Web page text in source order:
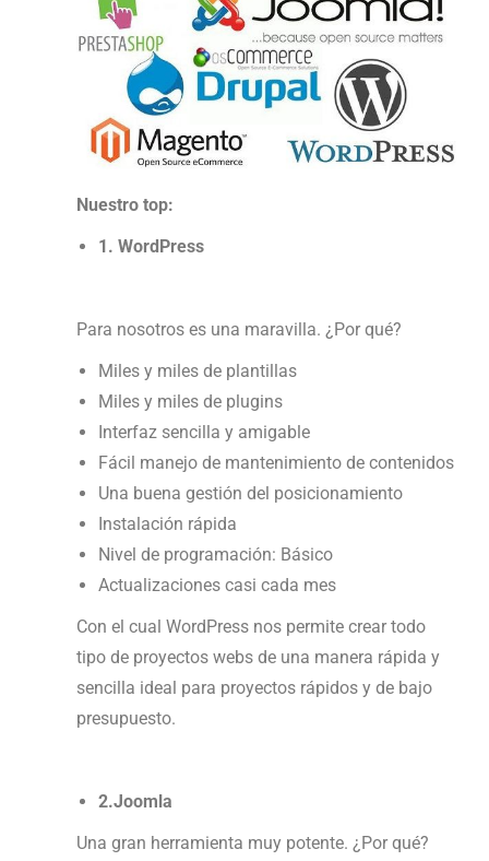
Nuestro top:
1. WordPress
Para nosotros es una maravilla. ¿Por qué?
Miles y miles de plantillas
Miles y miles de plugins
Interfaz sencilla y amigable
Fácil manejo de mantenimiento de contenidos
Una buena gestión del posicionamiento
Instalación rápida
Nivel de programación: Básico
Actualizaciones casi cada mes
Con el cual WordPress nos permite crear todo
tipo de proyectos webs de una manera rápida y
sencilla ideal para proyectos rápidos y de bajo
presupuesto.
2.Joomla
Una gran herramienta muy potente. ¿Por qué?